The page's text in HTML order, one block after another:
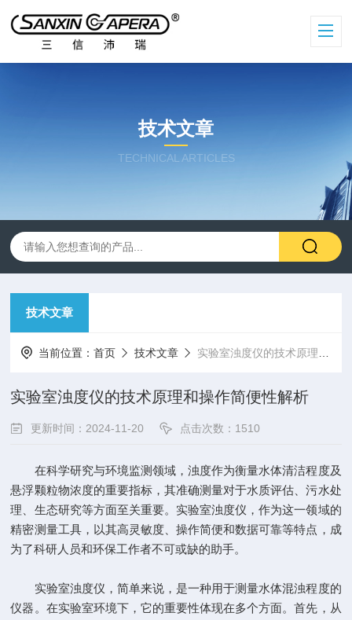
技术文章
TECHNICAL ARTICLES
技术文章
当前位置：首页 技术文章 实验室浊度仪的技术原理和操作简便性解析
实验室浊度仪的技术原理和操作简便性解析
更新时间：2024-11-20 点击次数：1510
在科学研究与环境监测领域，浊度作为衡量水体清洁程度及
悬浮颗粒物浓度的重要指标，其准确测量对于水质评估、污水处
理、生态研究等方面至关重要。实验室浊度仪，作为这一领域的
精密测量工具，以其高灵敏度、操作简便和数据可靠等特点，成
为了科研人员和环保工作者不可或缺的助手。
实验室浊度仪 ，简单来说，是一种用于测量水体混浊程度的
仪器。在实验室环境下，它的重要性体现在多个方面。首先，从